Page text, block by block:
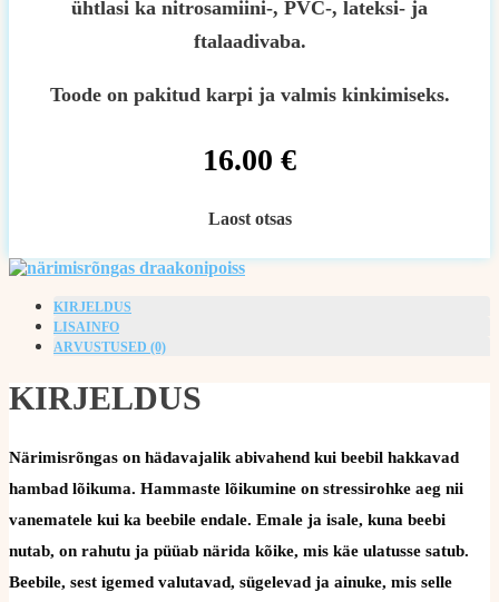
ühtlasi ka nitrosamiini-, PVC-, lateksi- ja
ftalaadivaba.
Toode on pakitud karpi ja valmis kinkimiseks.
16.00 €
Laost otsas
KIRJELDUS
LISAINFO
ARVUSTUSED (0)
KIRJELDUS
Närimisrõngas on hädavajalik abivahend kui beebil hakkavad
hambad lõikuma. Hammaste lõikumine on stressirohke aeg nii
vanematele kui ka beebile endale. Emale ja isale, kuna beebi
nutab, on rahutu ja püüab närida kõike, mis käe ulatusse satub.
Beebile, sest igemed valutavad, sügelevad ja ainuke, mis selle